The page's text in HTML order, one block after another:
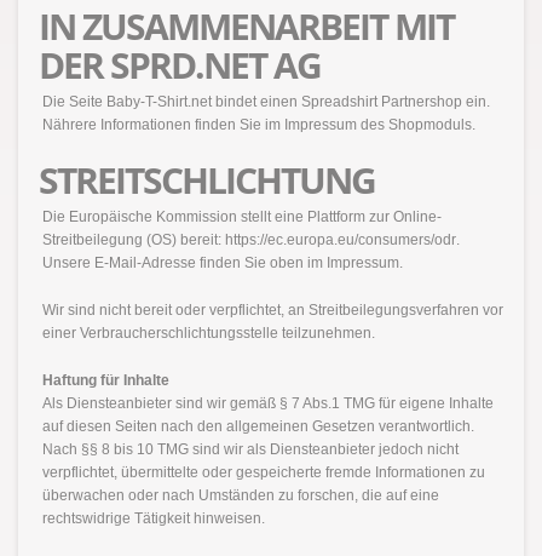
IN ZUSAMMENARBEIT MIT
DER SPRD.NET AG
Die Seite Baby-T-Shirt.net bindet einen Spreadshirt Partnershop ein.
Nährere Informationen finden Sie im Impressum des Shopmoduls.
STREITSCHLICHTUNG
Die Europäische Kommission stellt eine Plattform zur Online-
Streitbeilegung (OS) bereit: https://ec.europa.eu/consumers/odr.
Unsere E-Mail-Adresse finden Sie oben im Impressum.
Wir sind nicht bereit oder verpflichtet, an Streitbeilegungsverfahren vor
einer Verbraucherschlichtungsstelle teilzunehmen.
Haftung für Inhalte
Als Diensteanbieter sind wir gemäß § 7 Abs.1 TMG für eigene Inhalte
auf diesen Seiten nach den allgemeinen Gesetzen verantwortlich.
Nach §§ 8 bis 10 TMG sind wir als Diensteanbieter jedoch nicht
verpflichtet, übermittelte oder gespeicherte fremde Informationen zu
überwachen oder nach Umständen zu forschen, die auf eine
rechtswidrige Tätigkeit hinweisen.